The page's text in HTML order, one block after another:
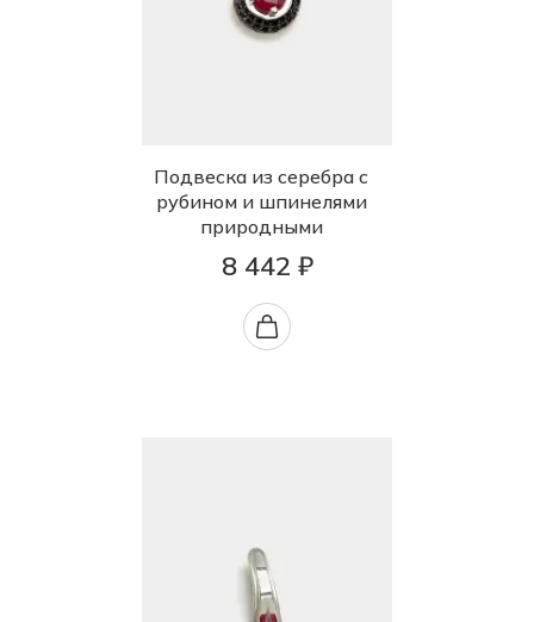
Подвеска из серебра с
рубином и шпинелями
природными
8 442 ₽